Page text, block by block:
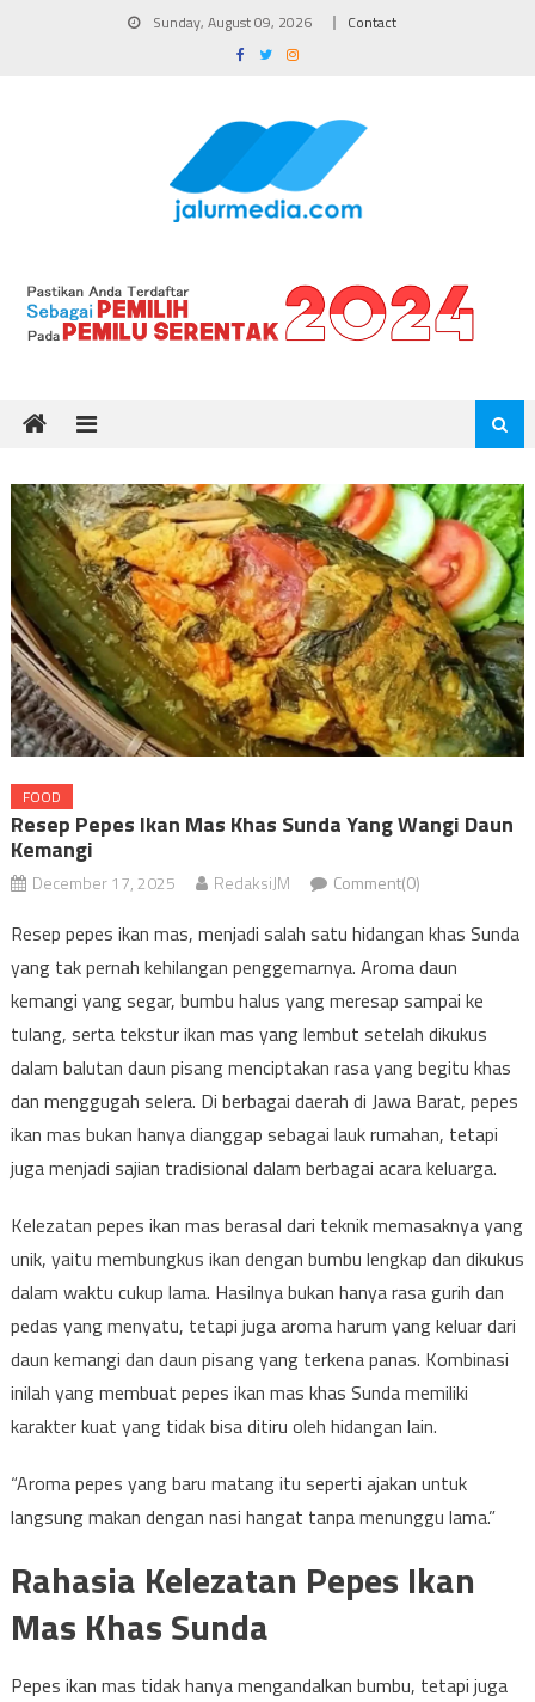
Sunday, August 09, 2026 Contact
FOOD
Resep Pepes Ikan Mas Khas Sunda Yang Wangi Daun
Kemangi
December 17, 2025 RedaksiJM Comment(0)
Resep pepes ikan mas, menjadi salah satu hidangan khas Sunda
yang tak pernah kehilangan penggemarnya. Aroma daun
kemangi yang segar, bumbu halus yang meresap sampai ke
tulang, serta tekstur ikan mas yang lembut setelah dikukus
dalam balutan daun pisang menciptakan rasa yang begitu khas
dan menggugah selera. Di berbagai daerah di Jawa Barat, pepes
ikan mas bukan hanya dianggap sebagai lauk rumahan, tetapi
juga menjadi sajian tradisional dalam berbagai acara keluarga.
Kelezatan pepes ikan mas berasal dari teknik memasaknya yang
unik, yaitu membungkus ikan dengan bumbu lengkap dan dikukus
dalam waktu cukup lama. Hasilnya bukan hanya rasa gurih dan
pedas yang menyatu, tetapi juga aroma harum yang keluar dari
daun kemangi dan daun pisang yang terkena panas. Kombinasi
inilah yang membuat pepes ikan mas khas Sunda memiliki
karakter kuat yang tidak bisa ditiru oleh hidangan lain.
“Aroma pepes yang baru matang itu seperti ajakan untuk
langsung makan dengan nasi hangat tanpa menunggu lama.”
Rahasia Kelezatan Pepes Ikan
Mas Khas Sunda
Pepes ikan mas tidak hanya mengandalkan bumbu, tetapi juga